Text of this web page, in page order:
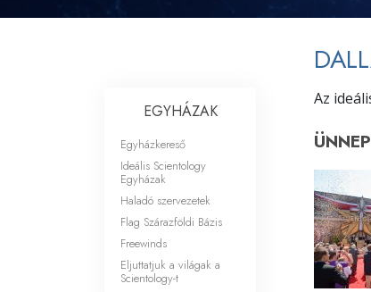
Az
EGYHÁZAK
Egyházkereső
Ideális Scientology
Egyházak
Haladó szervezetek
Flag Szárazföldi Bázis
Freewinds
Eljuttatjuk a világak a
Scientology-t